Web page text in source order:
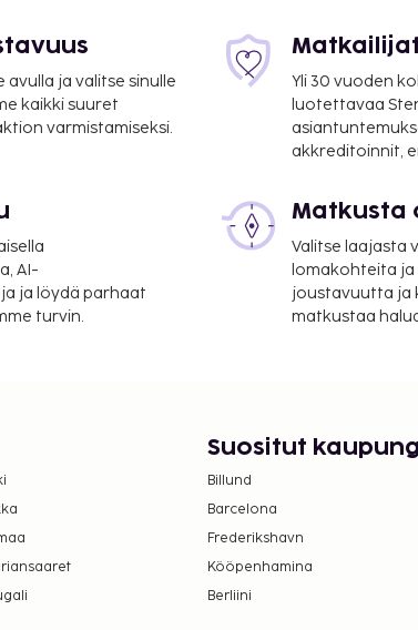
ja valitse sinulle
kaikki suuret
varmistamiseksi.
Yli 30 vuoden
luotettavaa
akkreditoinnit,
AI-
ja löydä parhaat
turvin.
Matkusta
Valitse laajasta
lomakohteita
joustavuutta ja
matkustaa
Suositut
Billund
Barcelona
Frederikshavn
Kööpenhamina
Berliini